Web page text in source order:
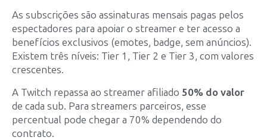
As subscrições são assinaturas mensais pagas pelos
espectadores para apoiar o streamer e ter acesso a
benefícios exclusivos (emotes, badge, sem anúncios).
Existem três níveis: Tier 1, Tier 2 e Tier 3, com valores
crescentes.
A Twitch repassa ao streamer afiliado 50% do valor
de cada sub. Para streamers parceiros, esse
percentual pode chegar a 70% dependendo do
contrato.